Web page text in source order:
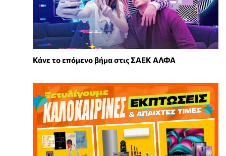
Κάνε το επόμενο βήμα στις ΣΑΕΚ ΑΛΦΑ